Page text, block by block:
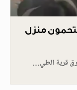
منزل
قرية الطي…